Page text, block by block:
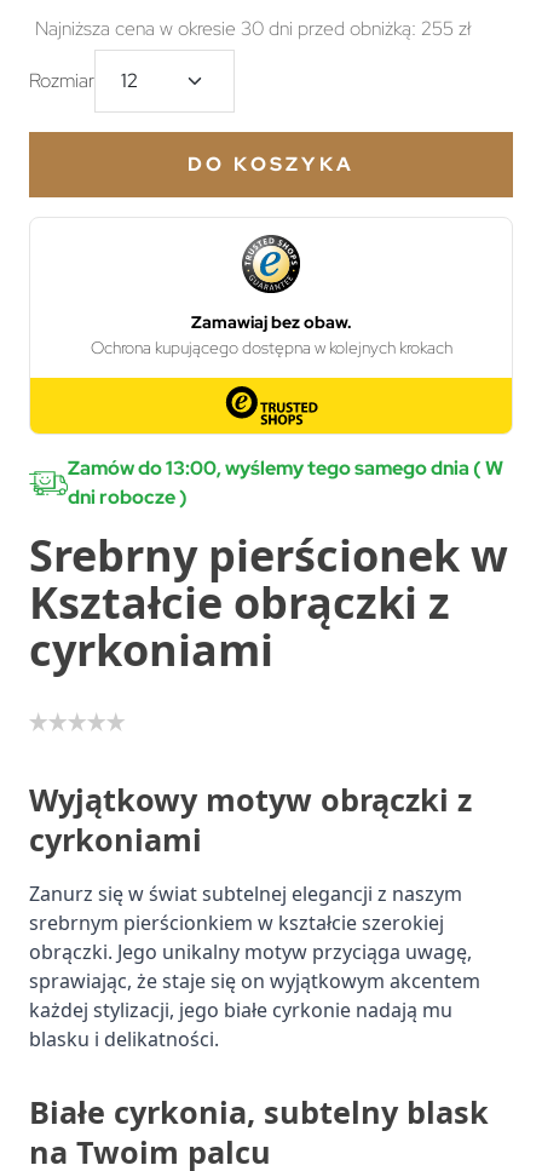
Najniższa cena w okresie 30 dni przed obniżką: 255 zł
Rozmiar
DO KOSZYKA
Zamów do 13:00, wyślemy tego samego dnia ( W
dni robocze )
Srebrny pierścionek w
Kształcie obrączki z
cyrkoniami
Wyjątkowy motyw obrączki z
cyrkoniami
Zanurz się w świat subtelnej elegancji z naszym
srebrnym pierścionkiem w kształcie szerokiej
obrączki. Jego unikalny motyw przyciąga uwagę,
sprawiając, że staje się on wyjątkowym akcentem
każdej stylizacji, jego białe cyrkonie nadają mu
blasku i delikatności.
Białe cyrkonia, subtelny blask
na Twoim palcu